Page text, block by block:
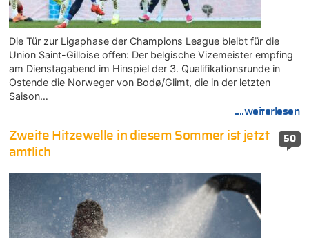
Die Tür zur Ligaphase der Champions League bleibt für die
Union Saint-Gilloise offen: Der belgische Vizemeister empfing
am Dienstagabend im Hinspiel der 3. Qualifikationsrunde in
Ostende die Norweger von Bodø/Glimt, die in der letzten
Saison…
....weiterlesen
50
Zweite Hitzewelle in diesem Sommer ist jetzt
amtlich